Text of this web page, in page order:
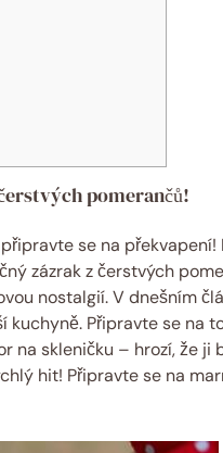
pomerančů!
se na
zázrak z čerstvých
nostalgií. V dnešním
Připravte se na
na skleničku – hrozí, že ji
hit! Připravte se na